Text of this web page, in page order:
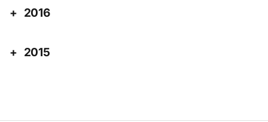
2016
2015